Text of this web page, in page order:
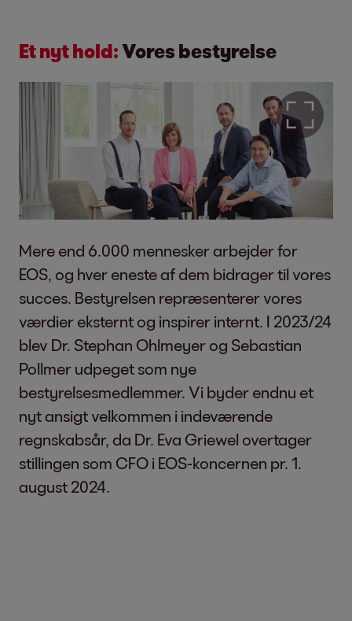
Et nyt hold:Vores bestyrelse
Mere end 6.000 mennesker arbejder for
EOS, og hver eneste af dem bidrager til vores
succes. Bestyrelsen repræsenterer vores
værdier eksternt og inspirer internt. I 2023/24
blev Dr. Stephan Ohlmeyer og Sebastian
Pollmer udpeget som nye
bestyrelsesmedlemmer. Vi byder endnu et
nyt ansigt velkommen i indeværende
regnskabsår, da Dr. Eva Griewel overtager
stillingen som CFO i EOS-koncernen pr. 1.
august 2024.